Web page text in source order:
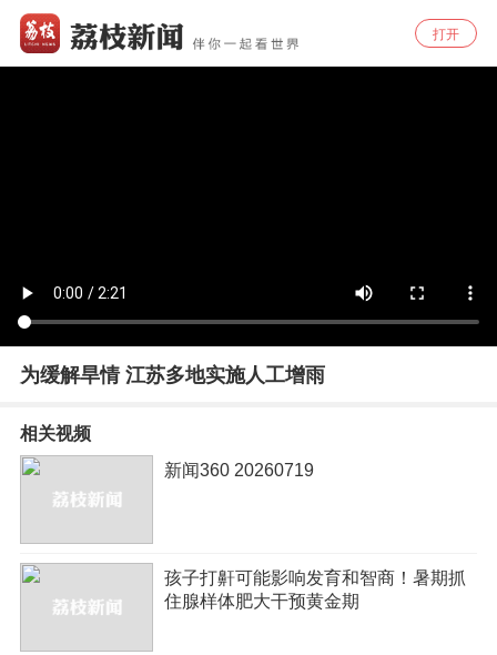
打开
为缓解旱情 江苏多地实施人工增雨
相关视频
新闻360 20260719
孩子打鼾可能影响发育和智商！暑期抓
住腺样体肥大干预黄金期